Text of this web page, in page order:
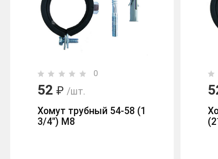
0
52 ₽ /шт.
Хомут трубный 54-58 (1
3/4") М8